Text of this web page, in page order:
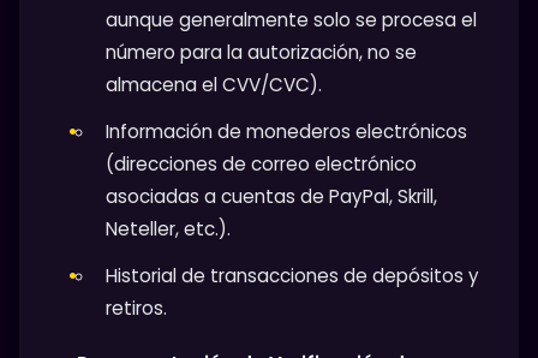
aunque generalmente solo se procesa el
número para la autorización, no se
almacena el CVV/CVC).
Información de monederos electrónicos
(direcciones de correo electrónico
asociadas a cuentas de PayPal, Skrill,
Neteller, etc.).
Historial de transacciones de depósitos y
retiros.